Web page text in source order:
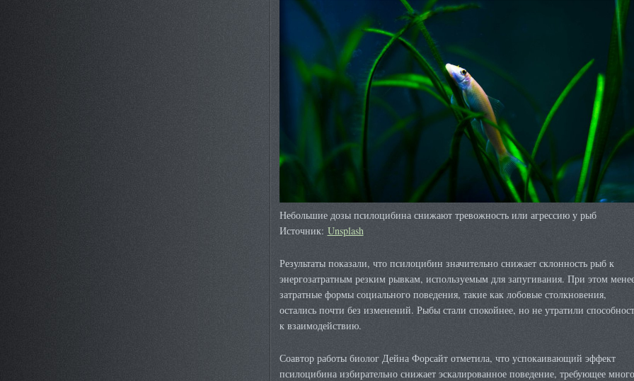
Небольшие дозы псилоцибина снижают тревожность или агрессию у рыб
Источник: Unsplash
Результаты показали, что псилоцибин значительно снижает склонность рыб к
энергозатратным резким рывкам, используемым для запугивания. При этом
затратные формы социального поведения, такие как лобовые столкновения,
остались почти без изменений. Рыбы стали спокойнее, но не утратили
к взаимодействию.
Соавтор работы биолог Дейна Форсайт отметила, что успокаивающий эффект
псилоцибина избирательно снижает эскалированное поведение, требующее много